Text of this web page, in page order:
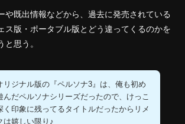
既出情報などから、過去に発売されている
ス版・ポータブル版とどう違ってくるのかを
思う。
ジナル版の『ペルソナ3』は、俺も初め
んだペルソナシリーズだったので、けっこ
く印象に残ってるタイトルだったからリメ
は嬉しい限り♪